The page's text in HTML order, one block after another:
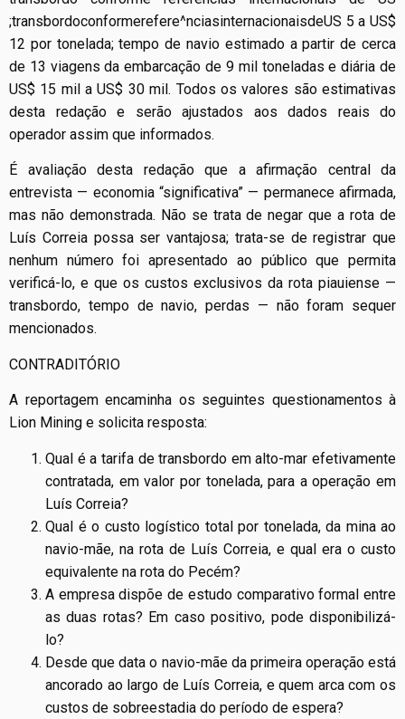
;transbordoconformerefere^nciasinternacionaisdeUS 5 a US$
12 por tonelada; tempo de navio estimado a partir de cerca
de 13 viagens da embarcação de 9 mil toneladas e diária de
US$ 15 mil a US$ 30 mil. Todos os valores são estimativas
desta redação e serão ajustados aos dados reais do
operador assim que informados.
É avaliação desta redação que a afirmação central da
entrevista — economia “significativa” — permanece afirmada,
mas não demonstrada. Não se trata de negar que a rota de
Luís Correia possa ser vantajosa; trata-se de registrar que
nenhum número foi apresentado ao público que permita
verificá-lo, e que os custos exclusivos da rota piauiense —
transbordo, tempo de navio, perdas — não foram sequer
mencionados.
CONTRADITÓRIO
A reportagem encaminha os seguintes questionamentos à
Lion Mining e solicita resposta:
Qual é a tarifa de transbordo em alto-mar efetivamente
contratada, em valor por tonelada, para a operação em
Luís Correia?
Qual é o custo logístico total por tonelada, da mina ao
navio-mãe, na rota de Luís Correia, e qual era o custo
equivalente na rota do Pecém?
A empresa dispõe de estudo comparativo formal entre
as duas rotas? Em caso positivo, pode disponibilizá-
lo?
Desde que data o navio-mãe da primeira operação está
ancorado ao largo de Luís Correia, e quem arca com os
custos de sobreestadia do período de espera?